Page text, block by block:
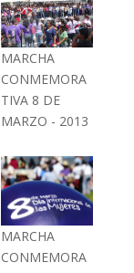
MARCHA
CONMEMORA
TIVA 8 DE
MARZO - 2013
MARCHA
CONMEMORA